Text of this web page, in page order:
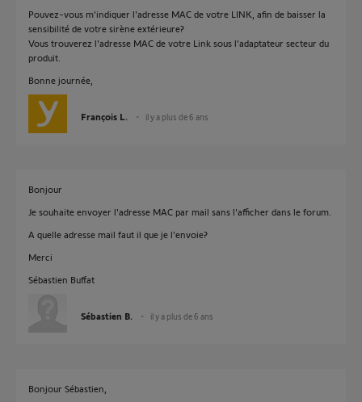
Pouvez-vous m'indiquer l'adresse MAC de votre LINK, afin de baisser la
sensibilité de votre sirène extérieure?
Vous trouverez l'adresse MAC de votre Link sous l'adaptateur secteur du
produit.
Bonne journée,
François L. il y a plus de 6 ans
Bonjour
Je souhaite envoyer l'adresse MAC par mail sans l'afficher dans le forum.
A quelle adresse mail faut il que je l'envoie?
Merci
Sébastien Buffat
Sébastien B. il y a plus de 6 ans
Bonjour Sébastien,